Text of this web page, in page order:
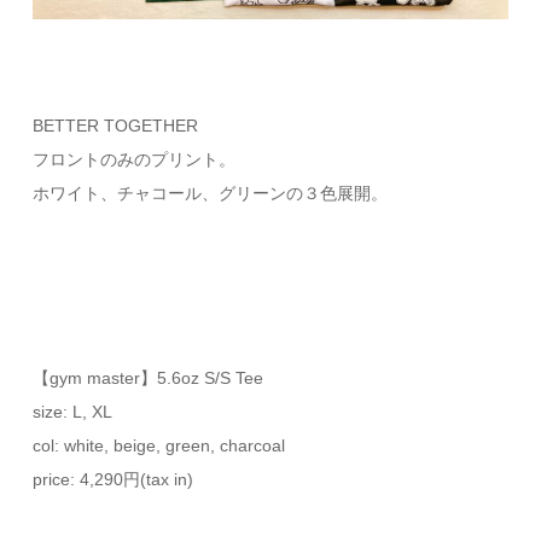
BETTER TOGETHER
フロントのみのプリント。
ホワイト、チャコール、グリーンの３色展開。
【gym master】5.6oz S/S Tee
size: L, XL
col: white, beige, green, charcoal
price: 4,290円(tax in)